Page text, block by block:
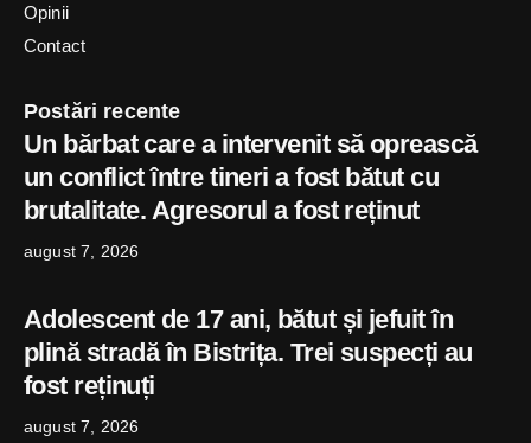
Opinii
Contact
Postări recente
Un bărbat care a intervenit să oprească
un conflict între tineri a fost bătut cu
brutalitate. Agresorul a fost reținut
august 7, 2026
Adolescent de 17 ani, bătut și jefuit în
plină stradă în Bistrița. Trei suspecți au
fost reținuți
august 7, 2026